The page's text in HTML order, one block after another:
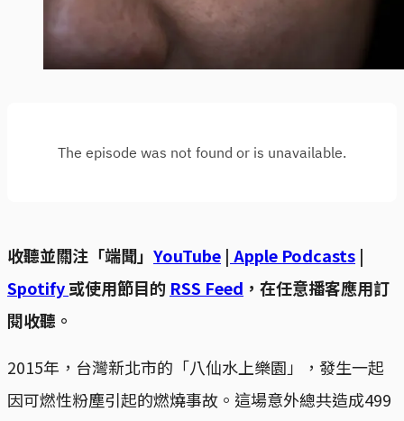
收聽並關注「端聞」 YouTube | Apple Podcasts |
Spotify或使用節目的 RSS Feed ，在任意播客應用訂
閱收聽。
2015年，台灣新北市的「八仙水上樂園」，發生一起
因可燃性粉塵引起的燃燒事故。這場意外總共造成499